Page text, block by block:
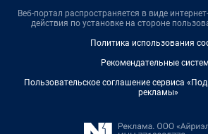
Веб-портал распространяется в виде
действия по установке на стороне
Политика использования
Рекомендательные
Пользовательское соглашение сервиса
рекламы»